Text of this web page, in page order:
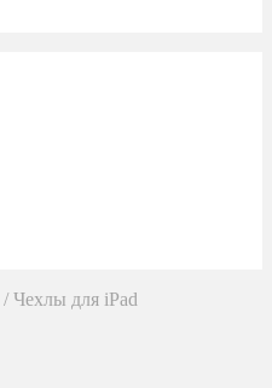
/ Чехлы для iPad